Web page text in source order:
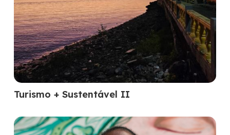
Turismo + Sustentável II